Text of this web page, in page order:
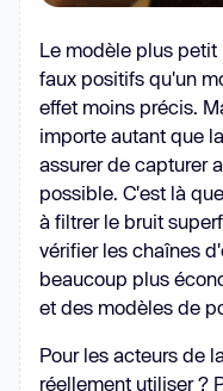
Le modèle plus
faux positifs qu'un
effet moins précis.
importe autant que
assurer de capturer
possible. C'est là
à filtrer le bruit
vérifier les chaînes
beaucoup plus
et des modèles de
Pour les acteurs de
réellement utiliser ?